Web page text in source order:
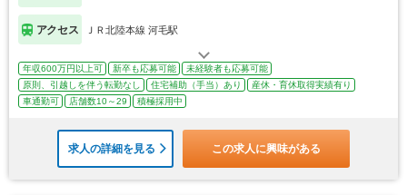
アクセス ＪＲ北陸本線 河毛駅
年収600万円以上可 新卒も応募可能
未経験者も応募可能
原則、引越しを伴う転勤なし
住宅補助（手当）あり
産休・育休取得実績有り
車通勤可
店舗数10～29 積極採用中
求人の詳細を見る この求人に興味がある